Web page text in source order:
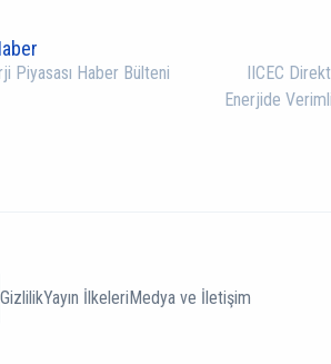
Piyasası Haber Bülteni
IICEC
Enerjide
GizlilikYayın İlkeleriMedya ve İletişim